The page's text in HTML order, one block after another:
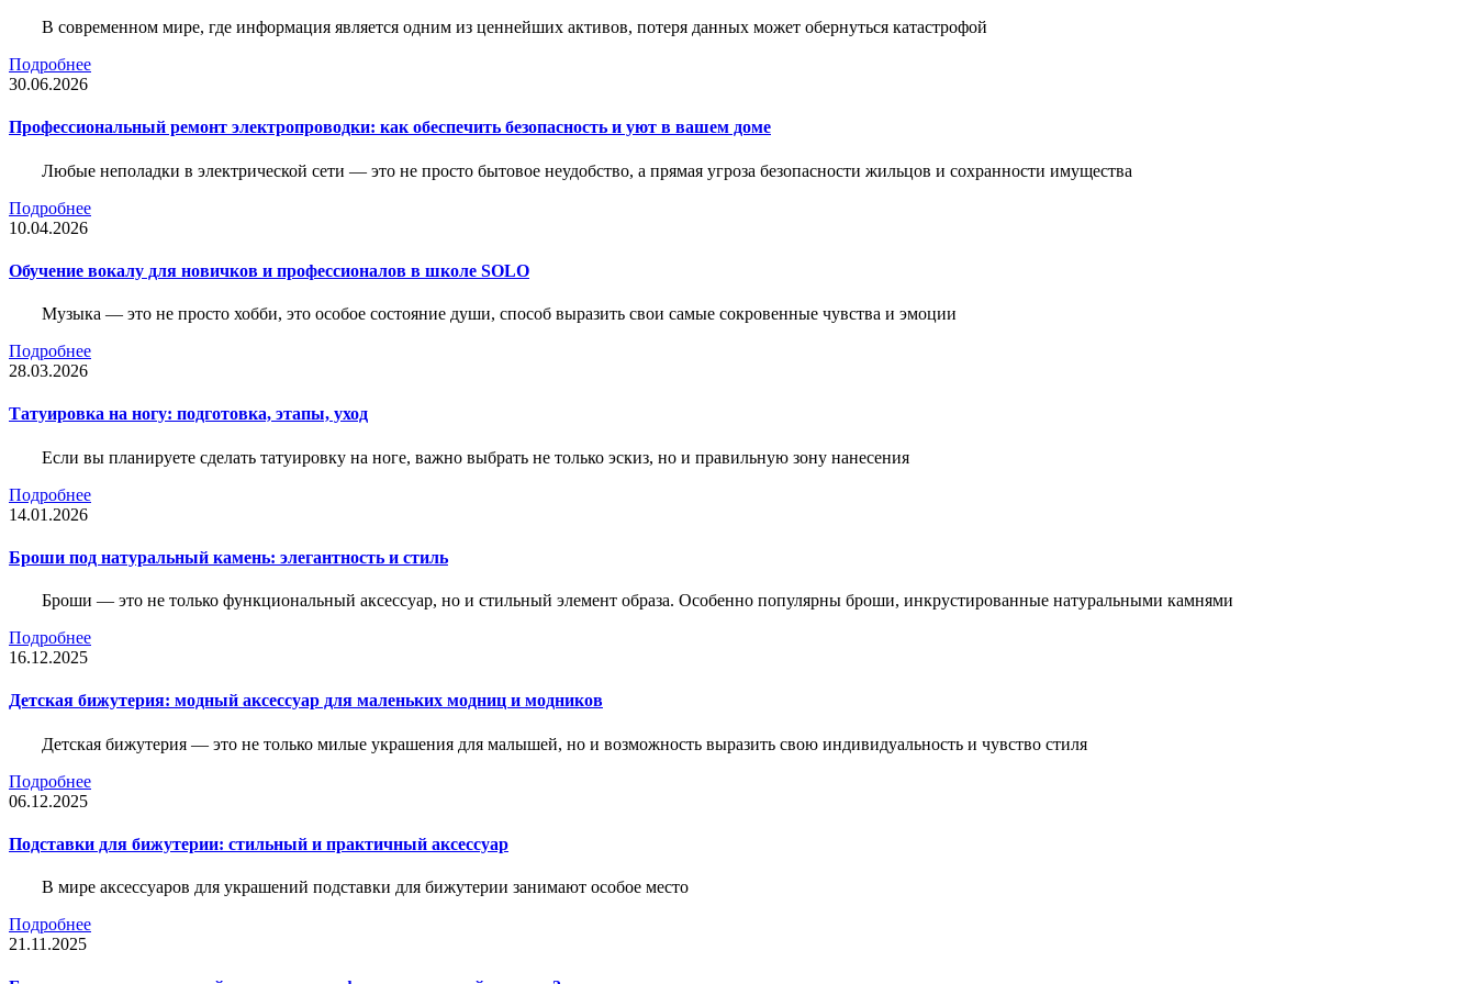
В современном мире, где информация является одним из ценнейших активов, потеря данных может обернуться катастрофой
Подробнее
30.06.2026
Профессиональный ремонт электропроводки: как обеспечить безопасность и уют в вашем доме
Любые неполадки в электрической сети — это не просто бытовое неудобство, а прямая угроза безопасности жильцов и сохранности имущества
Подробнее
10.04.2026
Обучение вокалу для новичков и профессионалов в школе SOLO
Музыка — это не просто хобби, это особое состояние души, способ выразить свои самые сокровенные чувства и эмоции
Подробнее
28.03.2026
Татуировка на ногу: подготовка, этапы, уход
Если вы планируете сделать татуировку на ноге, важно выбрать не только эскиз, но и правильную зону нанесения
Подробнее
14.01.2026
Броши под натуральный камень: элегантность и стиль
Броши — это не только функциональный аксессуар, но и стильный элемент образа. Особенно популярны броши, инкрустированные натуральными камнями
Подробнее
16.12.2025
Детская бижутерия: модный аксессуар для маленьких модниц и модников
Детская бижутерия — это не только милые украшения для малышей, но и возможность выразить свою индивидуальность и чувство стиля
Подробнее
06.12.2025
Подставки для бижутерии: стильный и практичный аксессуар
В мире аксессуаров для украшений подставки для бижутерии занимают особое место
Подробнее
21.11.2025